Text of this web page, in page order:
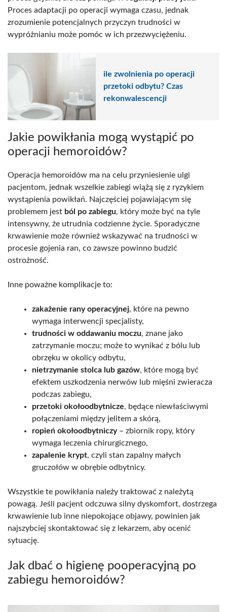
Proces adaptacji po operacji wymaga czasu, jednak
zrozumienie potencjalnych przyczyn trudności w
wypróżnianiu może pomóc w ich przezwyciężeniu.
ile zwolnienia po operacji
przetoki odbytu? Czas
rekonwalescencji
Jakie powikłania mogą wystąpić po
operacji hemoroidów?
Operacja hemoroidów ma na celu przyniesienie ulgi
pacjentom, jednak wszelkie zabiegi wiążą się z ryzykiem
wystąpienia powikłań. Najczęściej pojawiającym się
problemem jest ból po zabiegu, który może być na tyle
intensywny, że utrudnia codzienne życie. Sporadyczne
krwawienie może również wskazywać na trudności w
procesie gojenia ran, co zawsze powinno budzić
ostrożność.
Inne poważne komplikacje to:
zakażenie rany operacyjnej, które na pewno
wymaga interwencji specjalisty,
trudności w oddawaniu moczu, znane jako
zatrzymanie moczu; może to wynikać z bólu lub
obrzęku w okolicy odbytu,
nietrzymanie stolca lub gazów, które mogą być
efektem uszkodzenia nerwów lub mięśni zwieracza
podczas zabiegu,
przetoki okołoodbytnicze, będące niewłaściwymi
połączeniami między jelitem a skórą,
ropień okołoodbytniczy– zbiornik ropy, który
wymaga leczenia chirurgicznego,
zapalenie krypt, czyli stan zapalny małych
gruczołów w obrębie odbytnicy.
Wszystkie te powikłania należy traktować z należytą
powagą. Jeśli pacjent odczuwa silny dyskomfort, dostrzega
krwawienie lub inne niepokojące objawy, powinien jak
najszybciej skontaktować się z lekarzem, aby ocenić
sytuację.
Jak dbać o higienę pooperacyjną po
zabiegu hemoroidów?